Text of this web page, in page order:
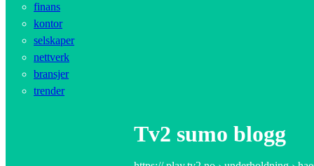
finans
kontor
selskaper
nettverk
bransjer
trender
Tv2 sumo blogg